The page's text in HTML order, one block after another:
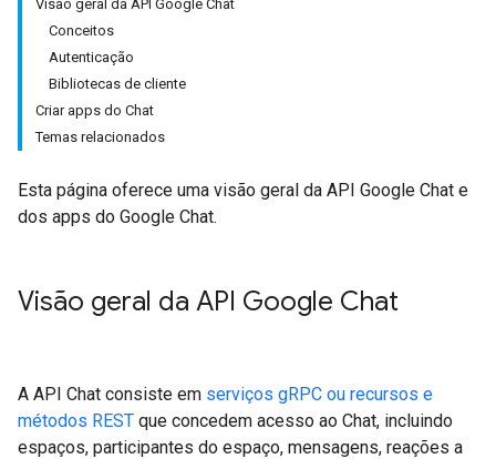
Visão geral da API Google Chat
Conceitos
Autenticação
Bibliotecas de cliente
Criar apps do Chat
Temas relacionados
Esta página oferece uma visão geral da API Google Chat e
dos apps do Google Chat.
Visão geral da API Google Chat
A API Chat consiste em serviços gRPC ou recursos e
métodos REST que concedem acesso ao Chat, incluindo
espaços, participantes do espaço, mensagens, reações a